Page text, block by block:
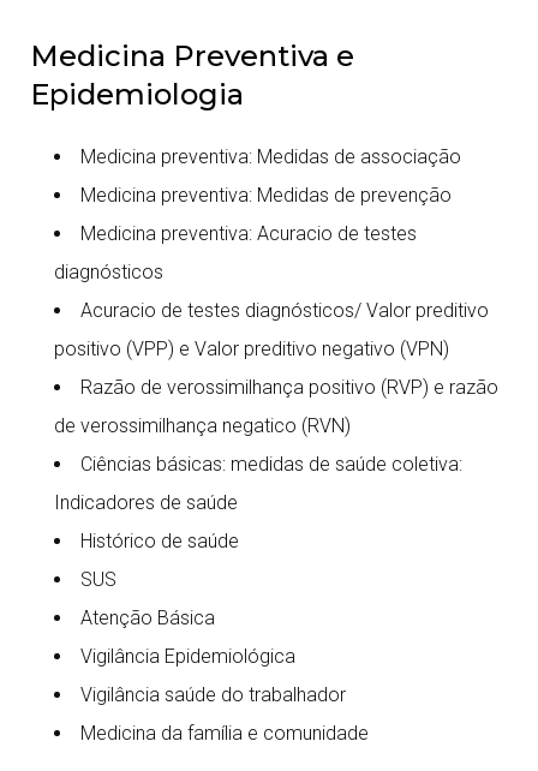
Medicina Preventiva e
Epidemiologia
Medicina preventiva: Medidas de associação
Medicina preventiva: Medidas de prevenção
Medicina preventiva: Acuracio de testes
diagnósticos
Acuracio de testes diagnósticos/ Valor preditivo
positivo (VPP) e Valor preditivo negativo (VPN)
Razão de verossimilhança positivo (RVP) e razão
de verossimilhança negatico (RVN)
Ciências básicas: medidas de saúde coletiva:
Indicadores de saúde
Histórico de saúde
SUS
Atenção Básica
Vigilância Epidemiológica
Vigilância saúde do trabalhador
Medicina da família e comunidade